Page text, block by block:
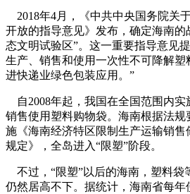
2018年4月，《中共中央国务院关
开放的指导意见》发布，确定海南的
态文明试验区”。这一重要指导意见
生产、销售和使用一次性不可降解
进快递业绿色包装应用。”
自2008年起，我国在全国范围内实
销售使用塑料购物袋。海南根据法规
施《海南经济特区限制生产运输销
规定》，全岛进入“限塑”阶段。
不过，“限塑”以后的海南，塑料袋
仍然居高不下。据统计，海南省每